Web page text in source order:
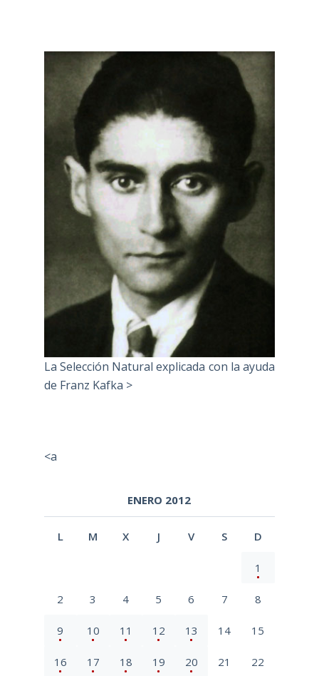
La Selección Natural explicada con la ayuda
de Franz Kafka >
<a
ENERO 2012
L M X J V S D
1
2 3 4 5 6 7 8
9 10 11 12 13 14 15
16 17 18 19 20 21 22